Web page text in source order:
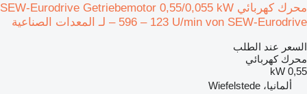
محرك كهربائي SEW-Eurodrive Getriebemotor 0,55/0,055 kW
596 – 123 U/min von SEW-Eurodrive – لـ المعدات الصناعية
السعر عند الطلب
محرك كهربائي
0,55 kW
ألمانيا، Wiefelstede